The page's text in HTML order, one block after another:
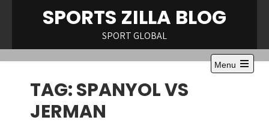
SPORTS ZILLA BLOG
SPORT GLOBAL
Menu
Open
TAG:SPANYOL VS
JERMAN